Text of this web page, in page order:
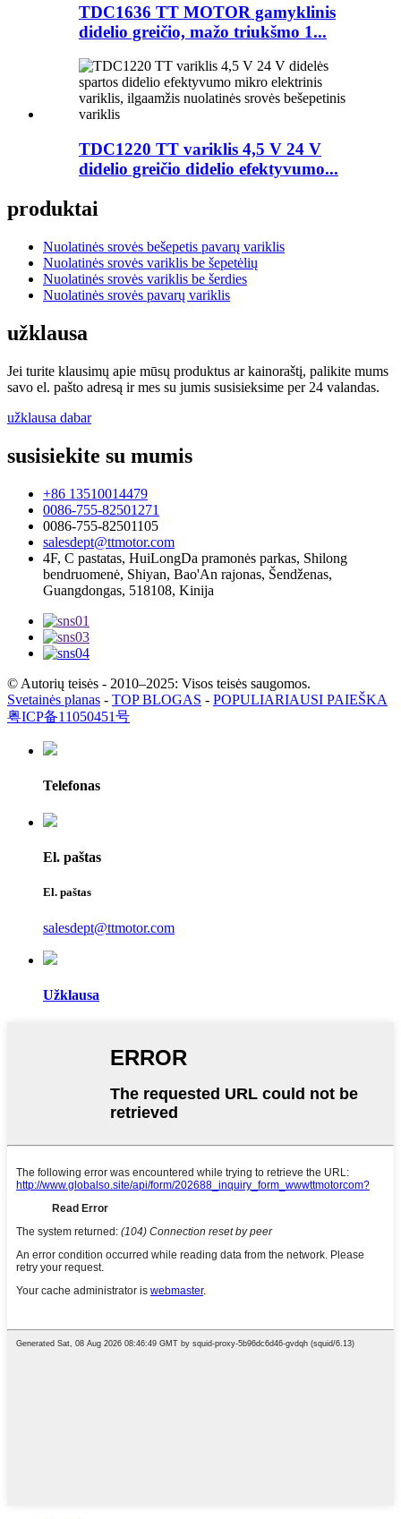
TDC1636 TT MOTOR gamyklinis
didelio greičio, mažo triukšmo 1...
TDC1220 TT variklis 4,5 V 24 V
didelio greičio didelio efektyvumo...
produktai
Nuolatinės srovės bešepetis pavarų variklis
Nuolatinės srovės variklis be šepetėlių
Nuolatinės srovės variklis be šerdies
Nuolatinės srovės pavarų variklis
užklausa
Jei turite klausimų apie mūsų produktus ar kainoraštį, palikite mums
savo el. pašto adresą ir mes su jumis susisieksime per 24 valandas.
užklausa dabar
susisiekite su mumis
+86 13510014479
0086-755-82501271
0086-755-82501105
salesdept@ttmotor.com
4F, C pastatas, HuiLongDa pramonės parkas, Shilong
bendruomenė, Shiyan, Bao'An rajonas, Šendženas,
Guangdongas, 518108, Kinija
© Autorių teisės - 2010–2025: Visos teisės saugomos.
Svetainės planas - TOP BLOGAS - POPULIARIAUSI PAIEŠKA
粤ICP备11050451号
Telefonas
El. paštas
El. paštas
salesdept@ttmotor.com
Užklausa